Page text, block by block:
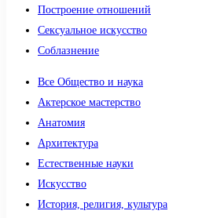
Построение отношений
Сексуальное искусство
Соблазнение
Все Общество и наука
Актерское мастерство
Анатомия
Архитектура
Естественные науки
Искусство
История, религия, культура